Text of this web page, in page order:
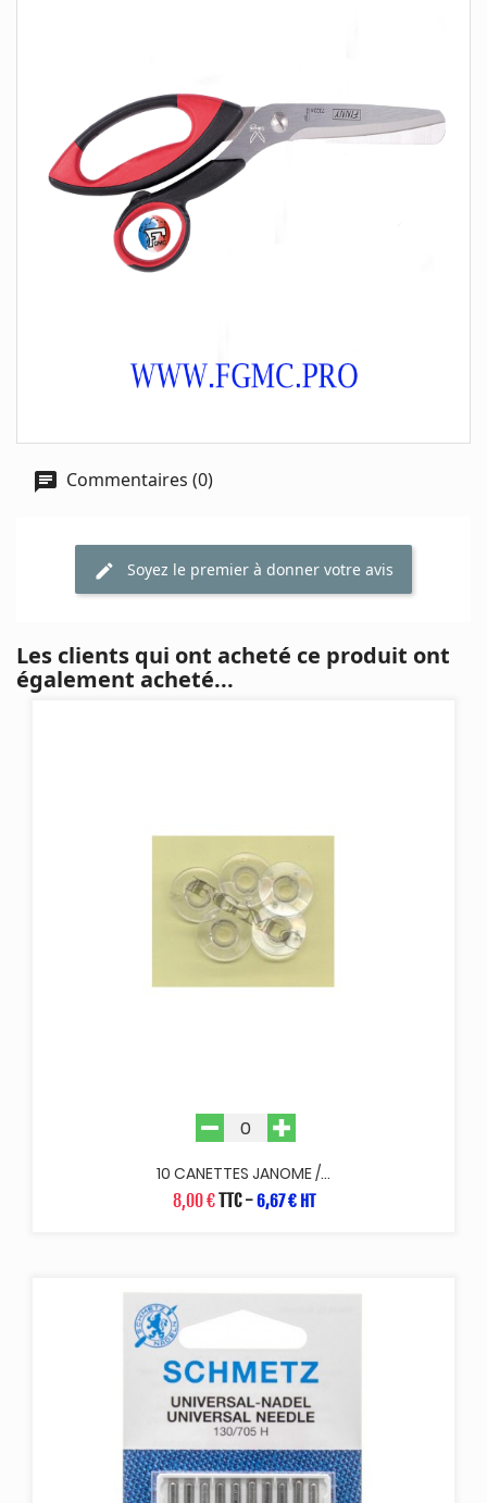
Commentaires (0)
Soyez le premier à donner votre avis
Les clients qui ont acheté ce produit ont
également acheté...
10 CANETTES JANOME /...
8,00 €TTC-6,67 € HT